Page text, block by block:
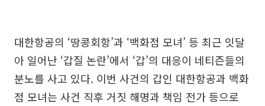
대한항공의 ‘땅콩회항’과 ‘백화점 모녀’ 등 최근 잇달
아 일어난 ‘갑질 논란’에서 ‘갑’의 대응이 네티즌들의
분노를 사고 있다. 이번 사건의 갑인 대한항공과 백화
점 모녀는 사건 직후 거짓 해명과 책임 전가 등으로